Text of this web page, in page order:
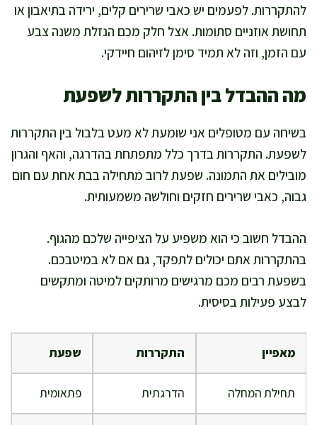
להתקררות. לפעמים יש כאבי שרירים קלים, ירידה בתיאבון או
תחושת אוזניים סתומות. אצל חלק מכם הנזלת משנה צבע
עם הזמן, וזה לא תמיד סימן לזיהום חיידקי.
מה ההבדל בין התקררות לשפעת
בשיחה עם מטופלים אני שומעת לא מעט בלבול בין התקררות
לשפעת. התקררות בדרך כלל מתפתחת בהדרגה, והאף והגרון
מובילים את התמונה. שפעת לרוב מתחילה בבת אחת עם חום
גבוה, כאבי שרירים חזקים וחולשה משמעותית.
ההבדל חשוב כי הוא משפיע על הציפייה שלכם מהגוף.
בהתקררות אתם יכולים לתפקד, גם אם לא במיטבכם.
בשפעת רבים מכם מרגישים מרותקים למיטה ומתקשים
לבצע פעילות בסיסית.
מאפיין התקררות שפעת
תחילת המחלה הדרגתית פתאומית